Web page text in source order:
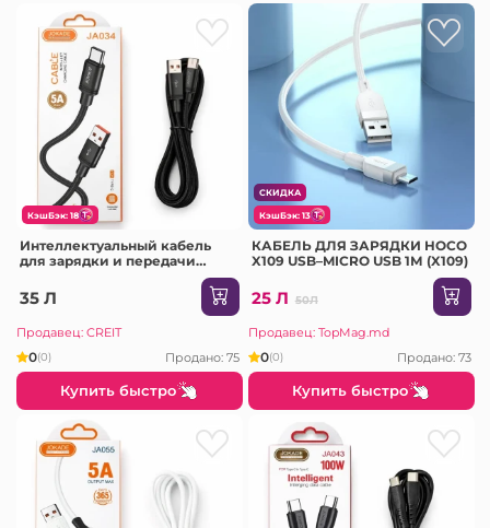
КэшБэк: 18
Интеллектуальный кабель
для зарядки и передачи
35 Л
Продавец: CREIT
0(0) Продано: 75
Купить быстро
СКИДКА
КэшБэк: 13
КАБЕЛЬ ДЛЯ ЗАРЯДКИ HOCO
X109 USB–MICRO USB 1М (X109)
25 Л 50Л
Продавец: TopMag.md
0(0) Продано: 73
Купить быстро